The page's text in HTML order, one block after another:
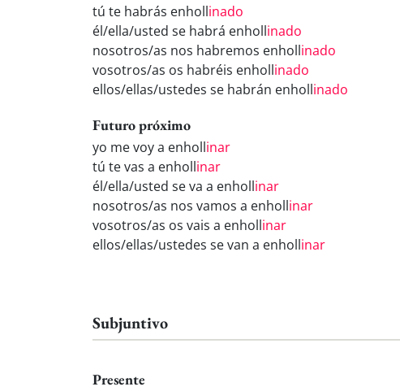
tú te habrás enhollinado
él/ella/usted se habrá enhollinado
nosotros/as nos habremos enhollinado
vosotros/as os habréis enhollinado
ellos/ellas/ustedes se habrán enhollinado
Futuro próximo
yo me voy a enhollinar
tú te vas a enhollinar
él/ella/usted se va a enhollinar
nosotros/as nos vamos a enhollinar
vosotros/as os vais a enhollinar
ellos/ellas/ustedes se van a enhollinar
Subjuntivo
Presente